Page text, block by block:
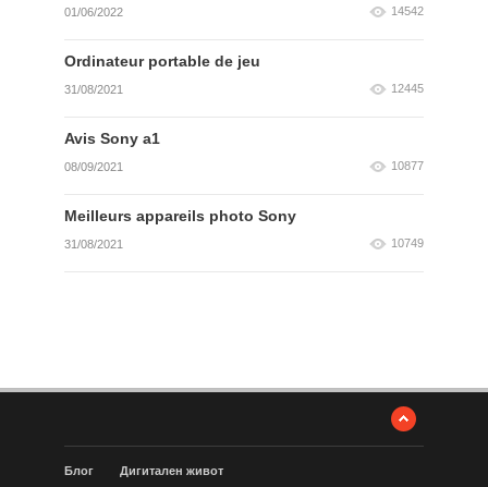
01/06/2022 14542
Ordinateur portable de jeu
31/08/2021 12445
Avis Sony a1
08/09/2021 10877
Meilleurs appareils photo Sony
31/08/2021 10749
Блог Дигитален живот